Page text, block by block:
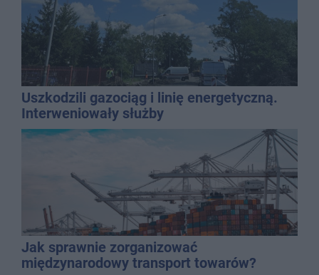
Uszkodzili gazociąg i linię energetyczną.
Interweniowały służby
Jak sprawnie zorganizować
międzynarodowy transport towarów?